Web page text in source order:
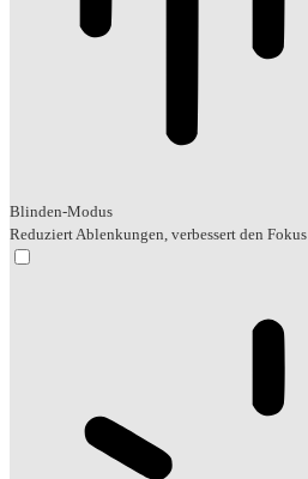
Blinden-Modus
Reduziert Ablenkungen, verbessert den Fokus